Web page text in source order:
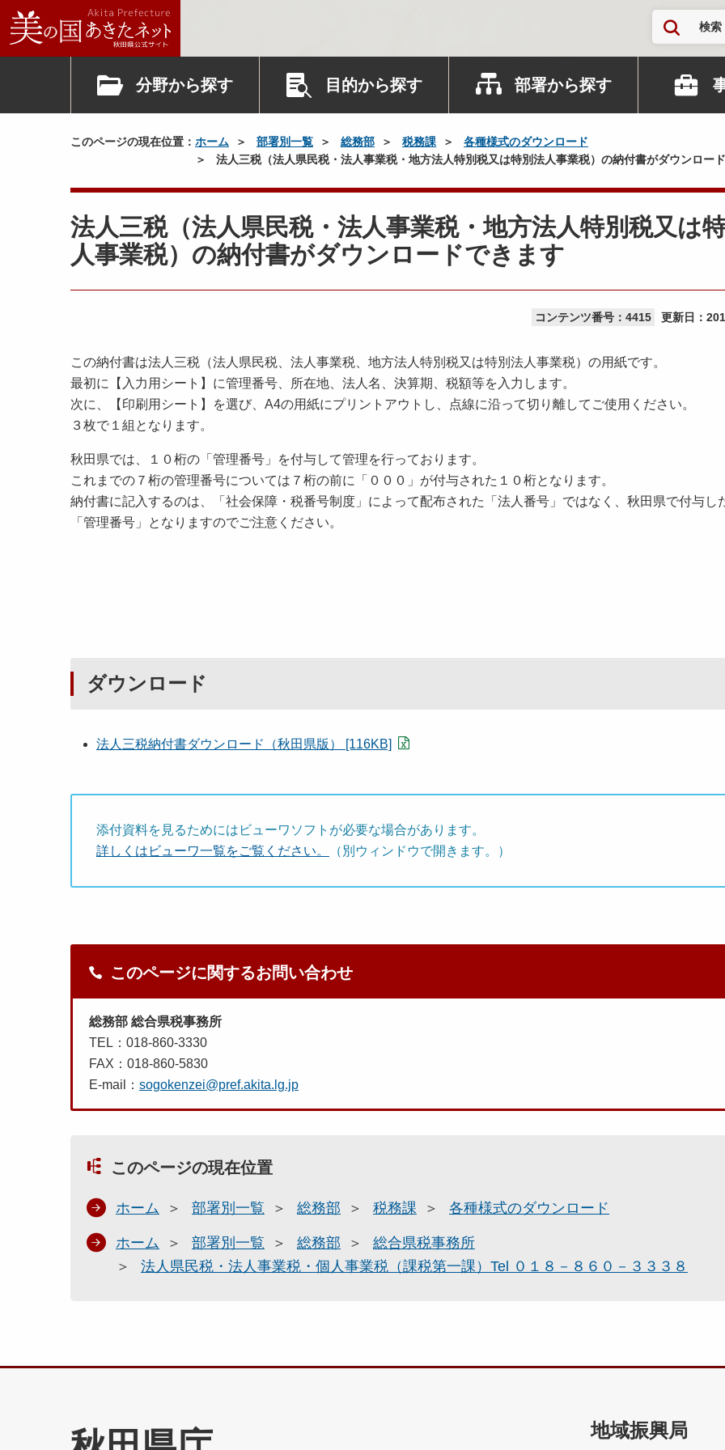
検索
分野から探す 目的から探す 部署から探す
このページの現在位置： ホーム 部署別一覧 総務部 税務課
各種様式のダウンロード
法人三税（法人県民税・法人事業税・地方法人特別税又は特別法人事業税）の納付書がダウンロー
法人三税（法人県民税・法人事業税・地方法人特別税又は
人事業税）の納付書がダウンロードできます
コンテンツ番号：4415 更新日：
この納付書は法人三税（法人県民税、法人事業税、地方法人特別税又は特別法人事業税）の用紙です。
最初に【入力用シート】に管理番号、所在地、法人名、決算期、税額等を入力します。
次に、【印刷用シート】を選び、A4の用紙にプリントアウトし、点線に沿って切り離してご使用ください。
３枚で１組となります。
秋田県では、１０桁の「管理番号」を付与して管理を行っております。
これまでの７桁の管理番号については７桁の前に「０００」が付与された１０桁となります。
納付書に記入するのは、「社会保障・税番号制度」によって配布された「法人番号」ではなく、秋田県で付与し
「管理番号」となりますのでご注意ください。
ダウンロード
法人三税納付書ダウンロード（秋田県版） [116KB]
添付資料を見るためにはビューワソフトが必要な場合があります。
詳しくはビューワ一覧をご覧ください。
（別ウィンドウで開きます。）
このページに関するお問い合わせ
総務部 総合県税事務所
TEL：018-860-3330
FAX：018-860-5830
E-mail： sogokenzei@pref.akita.lg.jp
このページの現在位置
ホーム 部署別一覧 総務部 税務課 各種様式のダウンロード
ホーム 部署別一覧 総務部
総合県税事務所
法人県民税・法人事業税・個人事業税（課税第一課）Tel ０１８－８６０－３３３８
地域振興局